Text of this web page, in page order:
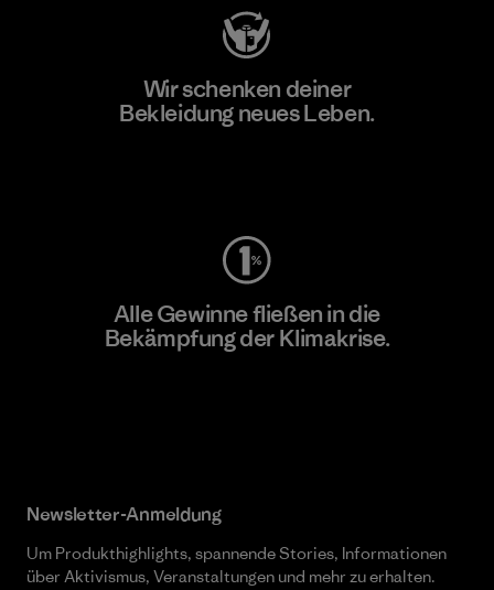
Wir schenken deiner
Bekleidung neues Leben.
Alle Gewinne fließen in die
Bekämpfung der Klimakrise.
Newsletter-Anmeldung
Um Produkthighlights, spannende Stories, Informationen
über Aktivismus, Veranstaltungen und mehr zu erhalten.